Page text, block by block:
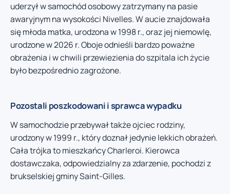
uderzył w samochód osobowy zatrzymany na pasie
awaryjnym na wysokości Nivelles. W aucie znajdowała
się młoda matka, urodzona w 1998 r., oraz jej niemowlę,
urodzone w 2026 r. Oboje odnieśli bardzo poważne
obrażenia i w chwili przewiezienia do szpitala ich życie
było bezpośrednio zagrożone.
Pozostali poszkodowani i sprawca wypadku
W samochodzie przebywał także ojciec rodziny,
urodzony w 1999 r., który doznał jedynie lekkich obrażeń.
Cała trójka to mieszkańcy Charleroi. Kierowca
dostawczaka, odpowiedzialny za zdarzenie, pochodzi z
brukselskiej gminy Saint-Gilles.